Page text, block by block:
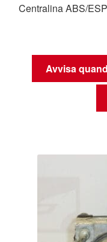
Centralina ABS/
Avvisa